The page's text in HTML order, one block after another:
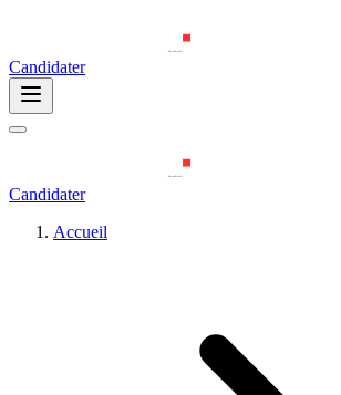
Candidater
Candidater
Accueil